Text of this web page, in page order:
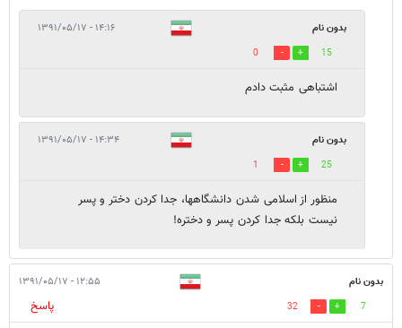
بدون نام ۱۴:۱۶ - ۱۳۹۱/۰۵/۱۷
15
0
اشتباهی مثبت دادم
بدون نام ۱۴:۳۴ - ۱۳۹۱/۰۵/۱۷
25
1
منظور از اسلامی شدن دانشگاهها، جدا کردن دختر و پسر
نیست بلکه جدا کردن پسر و دختره!
بدون نام ۱۲:۵۵ - ۱۳۹۱/۰۵/۱۷
7
32
پاسخ